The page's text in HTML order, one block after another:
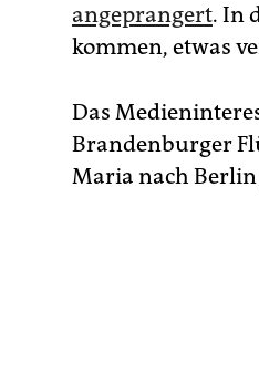
angeprangert. In
kommen, etwas
Das
Brandenburger
Maria nach